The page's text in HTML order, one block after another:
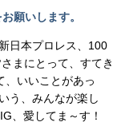
願いします。
日本プロレス、100
まにとって、すてき
、いいことがあっ
う、みんなが楽し
、愛してま～す！